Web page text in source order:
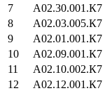
7
A02.30.001.К7
8
А02.03.005.К7
9
А02.01.001.К7
10
А02.09.001.К7
11
А02.10.002.К7
12
А02.12.001.К7